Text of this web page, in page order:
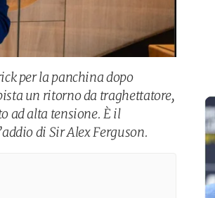
per la panchina dopo
un ritorno da traghettatore,
ad alta tensione. È il
di Sir Alex Ferguson.